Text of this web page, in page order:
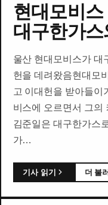
현대모비
대구한가
울산 현대모비스가 대
헌을 데려왔음현대모
고 이대헌을 받아들이
비스에 오르면서 그의
김준일은 대구한가스
가…
기사 읽기 더 불